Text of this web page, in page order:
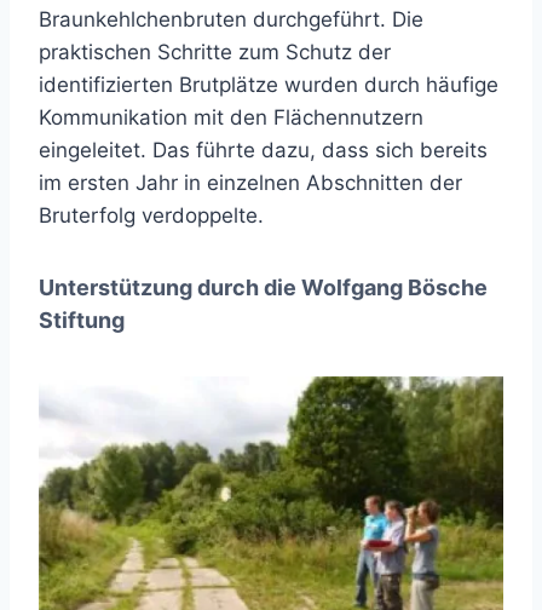
Braunkehlchenbruten durchgeführt. Die
praktischen Schritte zum Schutz der
identifizierten Brutplätze wurden durch häufige
Kommunikation mit den Flächennutzern
eingeleitet. Das führte dazu, dass sich bereits
im ersten Jahr in einzelnen Abschnitten der
Bruterfolg verdoppelte.
Unterstützung durch die Wolfgang Bösche
Stiftung